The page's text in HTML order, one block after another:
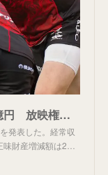
ラグビーリーグワン、昨季収益29億円 放映権料大幅増 - 日本経済新聞
発表した。経常収
財産増減額は2…